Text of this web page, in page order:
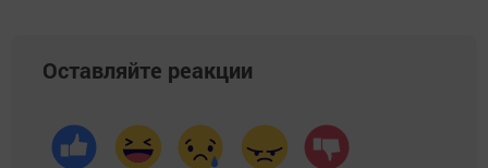
Оставляйте реакции